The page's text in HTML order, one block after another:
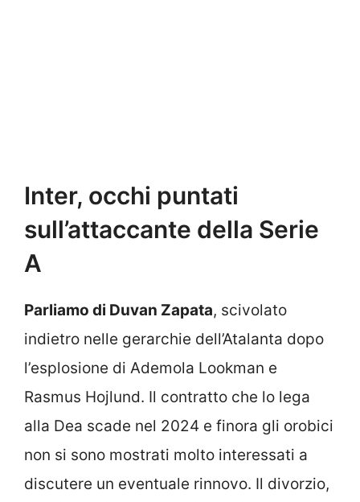
Inter, occhi puntati
sull’attaccante della Serie
A
Parliamo di Duvan Zapata, scivolato
indietro nelle gerarchie dell’Atalanta dopo
l’esplosione di Ademola Lookman e
Rasmus Hojlund. Il contratto che lo lega
alla Dea scade nel 2024 e finora gli orobici
non si sono mostrati molto interessati a
discutere un eventuale rinnovo. Il divorzio,